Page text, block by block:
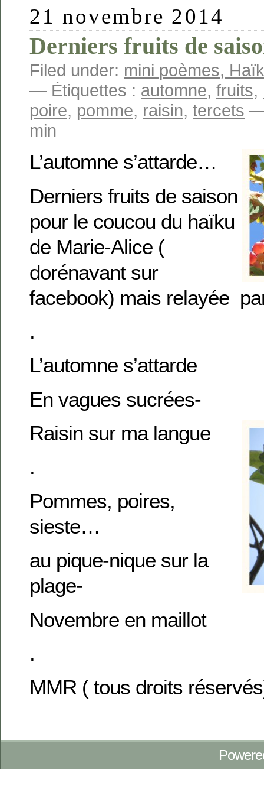
21 novembre 2014
Derniers fruits de
Filed under: mini poèmes,
— Étiquettes : automne, fruits,
poire, pomme, raisin, tercets —
min
L’automne s’attarde…
Derniers fruits de saison
pour le coucou du haïku
de Marie-Alice (
dorénavant sur
facebook) mais relayée
.
L’automne s’attarde
En vagues sucrées-
Raisin sur ma langue
.
Pommes, poires,
sieste…
au pique-nique sur la
plage-
Novembre en maillot
.
MMR ( tous droits